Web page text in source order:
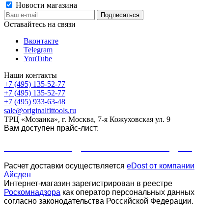
Новости магазина
Оставайтесь на связи
Вконтакте
Telegram
YouTube
Наши контакты
+7 (495) 135-52-77
+7 (495) 135-52-77
+7 (495) 933-63-48
sale@originalfittools.ru
ТРЦ «Мозаика», г. Москва, 7-я Кожуховская ул. 9
Вам доступен прайс-лист:
Расчет доставки осуществляется eDost от компании
Айсден
Интернет-магазин зарегистрирован в реестре
Роскомнадзора как оператор персональных данных
согласно законодательства Российской Федерации.